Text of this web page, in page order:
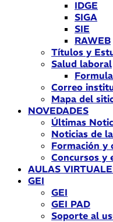
IDGE
SIGA
SIE
RAWEB
Títulos y
Salud laboral
Correo
Mapa del
NOVEDADES
Últimas
Noticias de
Formación y
Concursos y
AULAS
GEI
GEI
GEI PAD
Soporte al